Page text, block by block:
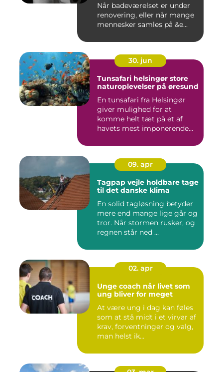
Når badeværelset er under
renovering, eller når mange
mennesker samles på &e...
30. jun
Tunsafari helsingør store
naturoplevelser på øresund
En tunsafari fra Helsingør
giver mulighed for at
komme helt tæt på et af
havets mest imponerende
09. apr
Tagpap vejle holdbare tage
til det danske klima
En solid tagløsning betyder
mere end mange lige går og
tror. Når stormen rusker, og
regnen står ned ...
02. apr
Unge coach når livet som
ung bliver for meget
At være ung i dag kan føles
som at stå midt i et virvar af
krav, forventninger og valg,
man helst ik...